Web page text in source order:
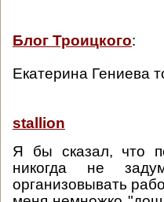
Блог Троицкого:
Екатерина Гениева
stallion
Я бы сказал, что
никогда не
организовывать